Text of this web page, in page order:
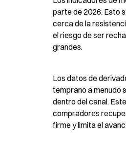
parte de 2026. Esto
cerca de la
el riesgo de ser
grandes.
Los datos de
temprano a menudo
dentro del canal.
compradores
firme y limita el